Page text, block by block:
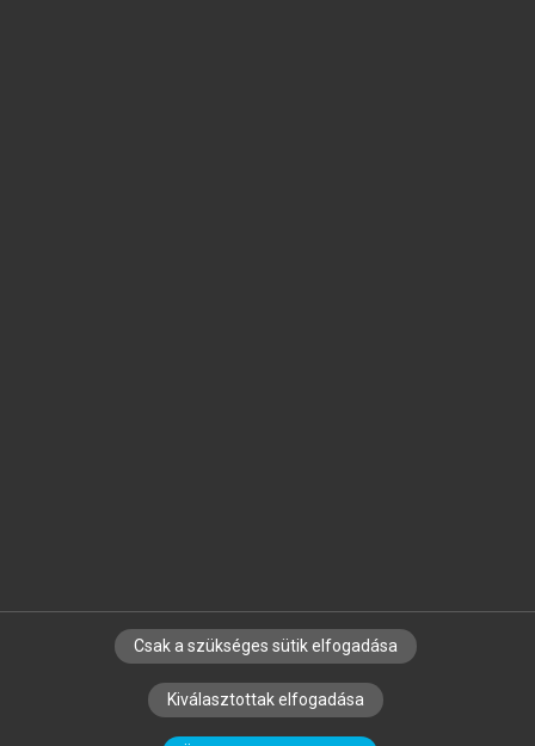
SZERZŐKNEK CÉGEKNEK KÖNYVTÁROSOKNAK
SZERKESZTÉSI ÉS LEKTORÁLÁSI ALAPELVEK
Csak a szükséges sütik elfogadása
Kiválasztottak elfogadása